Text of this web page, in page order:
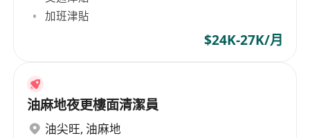
加班津貼
$24K-27K/月
油麻地夜更樓面清潔員
油尖旺, 油麻地